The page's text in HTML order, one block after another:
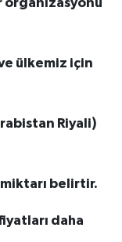
organizasyonu
ülkemiz için
Riyali)
belirtir.
daha